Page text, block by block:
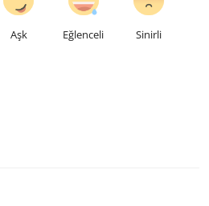
Aşk Eğlenceli Sinirli